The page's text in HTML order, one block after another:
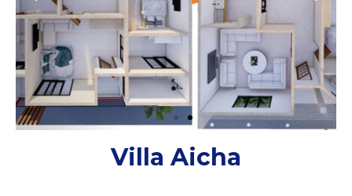
Villa Aicha